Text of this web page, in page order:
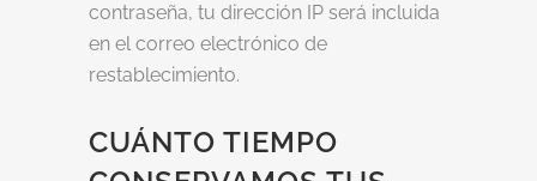
contraseña, tu dirección IP será incluida
en el correo electrónico de
restablecimiento.
CUÁNTO TIEMPO